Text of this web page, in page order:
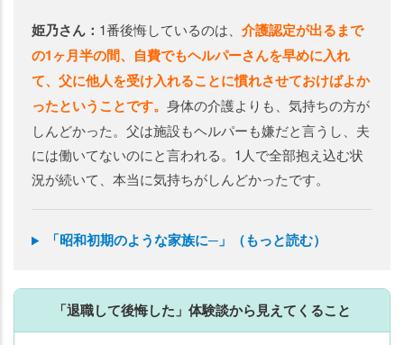
姫乃さん： 1番後悔しているのは、 介護認定が出るまで
の1ヶ月半の間、自費でもヘルパーさんを早めに入れ
て、父に他人を受け入れることに慣れさせておけばよか
ったということです。 身体の介護よりも、気持ちの方が
しんどかった。父は施設もヘルパーも嫌だと言うし、夫
には働いてないのにと言われる。1人で全部抱え込む状
況が続いて、本当に気持ちがしんどかったです。
「昭和初期のような家族に─」（もっと読む）
「退職して後悔した」体験談から見えてくること